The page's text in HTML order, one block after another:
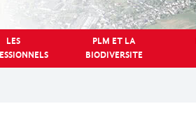
LES
PLM ET LA
BIODIVERSITE